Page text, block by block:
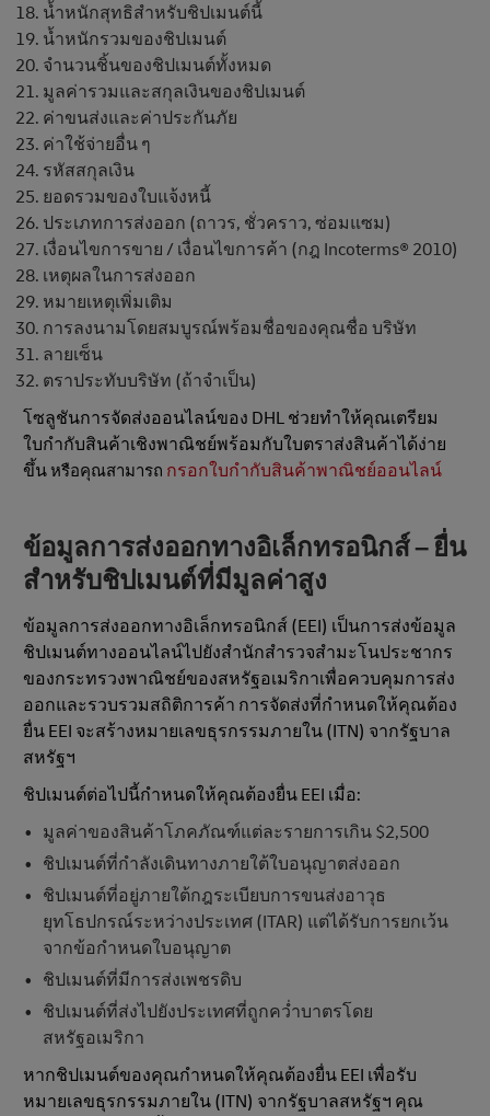
น้ำหนักสุทธิสำหรับชิปเมนต์นี้
น้ำหนักรวมของชิปเมนต์
จํานวนชิ้นของชิปเมนต์ทั้งหมด
มูลค่ารวมและสกุลเงินของชิปเมนต์
ค่าขนส่งและค่าประกันภัย
ค่าใช้จ่ายอื่น ๆ
รหัสสกุลเงิน
ยอดรวมของใบแจ้งหนี้
ประเภทการส่งออก (ถาวร, ชั่วคราว, ซ่อมแซม)
เงื่อนไขการขาย / เงื่อนไขการค้า (กฎ Incoterms® 2010)
เหตุผลในการส่งออก
หมายเหตุเพิ่มเติม
การลงนามโดยสมบูรณ์พร้อมชื่อของคุณชื่อ บริษัท
ลายเซ็น
ตราประทับบริษัท (ถ้าจําเป็น)
โซลูชันการจัดส่งออนไลน์ของ DHL ช่วยทําให้คุณเตรียม
ใบกํากับสินค้าเชิงพาณิชย์พร้อมกับใบตราส่งสินค้าได้ง่าย
ขึ้นหรือคุณสามารถ กรอกใบกํากับสินค้าพาณิชย์ออนไลน์
ข้อมูลการส่งออกทางอิเล็กทรอนิกส์ – ยื่น
สําหรับชิปเมนต์ที่มีมูลค่าสูง
ข้อมูลการส่งออกทางอิเล็กทรอนิกส์ (EEI) เป็นการส่งข้อมูล
ชิปเมนต์ทางออนไลน์ไปยังสํานักสํารวจสํามะโนประชากร
ของกระทรวงพาณิชย์ของสหรัฐอเมริกาเพื่อควบคุมการส่ง
ออกและรวบรวมสถิติการค้า การจัดส่งที่กําหนดให้คุณต้อง
ยื่น EEI จะสร้างหมายเลขธุรกรรมภายใน (ITN) จากรัฐบาล
สหรัฐฯ
ชิปเมนต์ต่อไปนี้กําหนดให้คุณต้องยื่น EEI เมื่อ:
มูลค่าของสินค้าโภคภัณฑ์แต่ละรายการเกิน $2,500
ชิปเมนต์ที่กำลังเดินทางภายใต้ใบอนุญาตส่งออก
ชิปเมนต์ที่อยู่ภายใต้กฎระเบียบการขนส่งอาวุธ
ยุทโธปกรณ์ระหว่างประเทศ (ITAR) แต่ได้รับการยกเว้น
จากข้อกําหนดใบอนุญาต
ชิปเมนต์ที่มีการส่งเพชรดิบ
ชิปเมนต์ที่ส่งไปยังประเทศที่ถูกคว่ำบาตรโดย
สหรัฐอเมริกา
หากชิปเมนต์ของคุณกําหนดให้คุณต้องยื่น EEI เพื่อรับ
หมายเลขธุรกรรมภายใน (ITN) จากรัฐบาลสหรัฐฯ คุณ